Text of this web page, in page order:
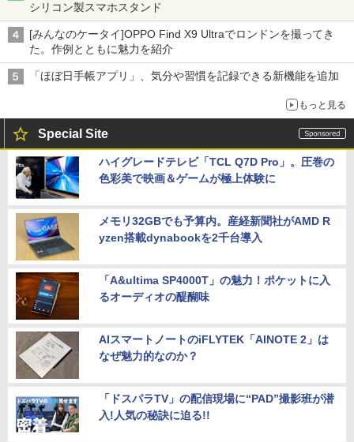
シリコン製スマホスタンド
[みんなのケータイ]OPPO Find X9 Ultraでロンドンを撮ってき
た。作例とともに魅力を紹介
「ほぼ日手帳アプリ」、気分や習慣を記録できる新機能を追加
もっと見る
Special Site
ハイグレードテレビ「TCL Q7D Pro」。圧巻の
色彩美で映画＆ゲームが極上体験に
メモリ32GBでも予算内。産経新聞社がAMD R
yzen搭載dynabookを2千台導入
「A&ultima SP4000T」の魅力！ポケットに入
るオーディオの醍醐味
AIスマートノートのiFLYTEK「AINOTE 2」は
なぜ魅力的なのか？
「ドスパラTV」の配信現場に“PAD”撮影班が潜
入!人気の秘訣に迫る!!